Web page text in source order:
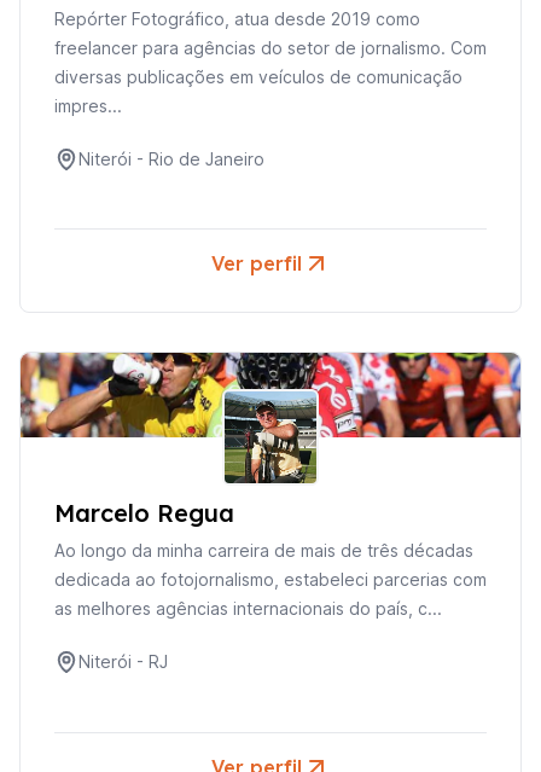
Repórter Fotográfico, atua desde 2019 como
freelancer para agências do setor de jornalismo. Com
diversas publicações em veículos de comunicação
impres...
Niterói - Rio de Janeiro
Ver perfil
Marcelo Regua
Ao longo da minha carreira de mais de três décadas
dedicada ao fotojornalismo, estabeleci parcerias com
as melhores agências internacionais do país, c...
Niterói - RJ
Ver perfil